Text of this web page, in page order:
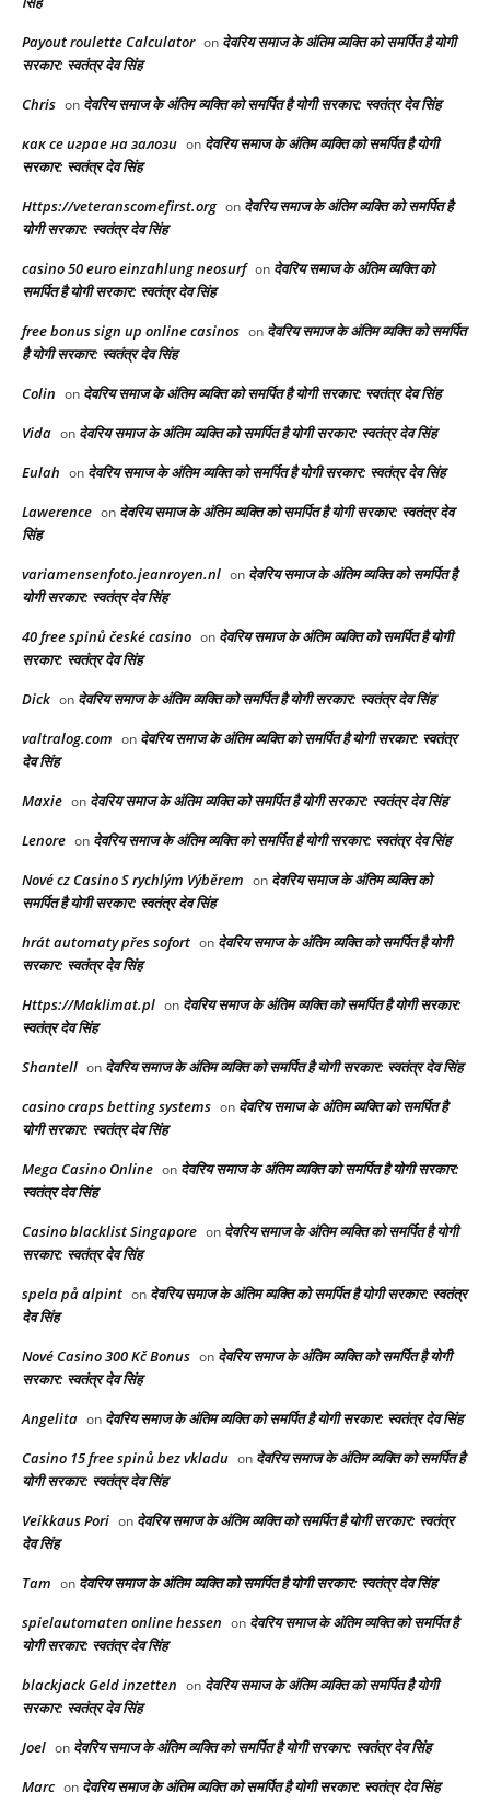
Payout roulette Calculator on देवरिय समाज के अंतिम व्यक्ति को समर्पित है योगी
सरकार: स्वतंत्र देव सिंह
Chris on देवरिय समाज के अंतिम व्यक्ति को समर्पित है योगी सरकार: स्वतंत्र देव सिंह
как се играе на залози on देवरिय समाज के अंतिम व्यक्ति को समर्पित है योगी
सरकार: स्वतंत्र देव सिंह
Https://veteranscomefirst.org on देवरिय समाज के अंतिम व्यक्ति को समर्पित है
योगी सरकार: स्वतंत्र देव सिंह
casino 50 euro einzahlung neosurf on देवरिय समाज के अंतिम व्यक्ति को
समर्पित है योगी सरकार: स्वतंत्र देव सिंह
free bonus sign up online casinos on देवरिय समाज के अंतिम व्यक्ति को समर्पित
है योगी सरकार: स्वतंत्र देव सिंह
Colin on देवरिय समाज के अंतिम व्यक्ति को समर्पित है योगी सरकार: स्वतंत्र देव सिंह
Vida on देवरिय समाज के अंतिम व्यक्ति को समर्पित है योगी सरकार: स्वतंत्र देव सिंह
Eulah on देवरिय समाज के अंतिम व्यक्ति को समर्पित है योगी सरकार: स्वतंत्र देव सिंह
Lawerence on देवरिय समाज के अंतिम व्यक्ति को समर्पित है योगी सरकार: स्वतंत्र देव
सिंह
variamensenfoto.jeanroyen.nl on देवरिय समाज के अंतिम व्यक्ति को समर्पित है
योगी सरकार: स्वतंत्र देव सिंह
40 free spinů české casino on देवरिय समाज के अंतिम व्यक्ति को समर्पित है योगी
सरकार: स्वतंत्र देव सिंह
Dick on देवरिय समाज के अंतिम व्यक्ति को समर्पित है योगी सरकार: स्वतंत्र देव सिंह
valtralog.com on देवरिय समाज के अंतिम व्यक्ति को समर्पित है योगी सरकार: स्वतंत्र
देव सिंह
Maxie on देवरिय समाज के अंतिम व्यक्ति को समर्पित है योगी सरकार: स्वतंत्र देव सिंह
Lenore on देवरिय समाज के अंतिम व्यक्ति को समर्पित है योगी सरकार: स्वतंत्र देव सिंह
Nové cz Casino S rychlým Výběrem on देवरिय समाज के अंतिम व्यक्ति को
समर्पित है योगी सरकार: स्वतंत्र देव सिंह
hrát automaty přes sofort on देवरिय समाज के अंतिम व्यक्ति को समर्पित है योगी
सरकार: स्वतंत्र देव सिंह
Https://Maklimat.pl on देवरिय समाज के अंतिम व्यक्ति को समर्पित है योगी सरकार:
स्वतंत्र देव सिंह
Shantell on देवरिय समाज के अंतिम व्यक्ति को समर्पित है योगी सरकार: स्वतंत्र देव सिंह
casino craps betting systems on देवरिय समाज के अंतिम व्यक्ति को समर्पित है
योगी सरकार: स्वतंत्र देव सिंह
Mega Casino Online on देवरिय समाज के अंतिम व्यक्ति को समर्पित है योगी सरकार:
स्वतंत्र देव सिंह
Casino blacklist Singapore on देवरिय समाज के अंतिम व्यक्ति को समर्पित है योगी
सरकार: स्वतंत्र देव सिंह
spela på alpint on देवरिय समाज के अंतिम व्यक्ति को समर्पित है योगी सरकार: स्वतंत्र
देव सिंह
Nové Casino 300 Kč Bonus on देवरिय समाज के अंतिम व्यक्ति को समर्पित है योगी
सरकार: स्वतंत्र देव सिंह
Angelita on देवरिय समाज के अंतिम व्यक्ति को समर्पित है योगी सरकार: स्वतंत्र देव सिंह
Casino 15 free spinů bez vkladu on देवरिय समाज के अंतिम व्यक्ति को समर्पित है
योगी सरकार: स्वतंत्र देव सिंह
Veikkaus Pori on देवरिय समाज के अंतिम व्यक्ति को समर्पित है योगी सरकार: स्वतंत्र
देव सिंह
Tam on देवरिय समाज के अंतिम व्यक्ति को समर्पित है योगी सरकार: स्वतंत्र देव सिंह
spielautomaten online hessen on देवरिय समाज के अंतिम व्यक्ति को समर्पित है
योगी सरकार: स्वतंत्र देव सिंह
blackjack Geld inzetten on देवरिय समाज के अंतिम व्यक्ति को समर्पित है योगी
सरकार: स्वतंत्र देव सिंह
Joel on देवरिय समाज के अंतिम व्यक्ति को समर्पित है योगी सरकार: स्वतंत्र देव सिंह
Marc on देवरिय समाज के अंतिम व्यक्ति को समर्पित है योगी सरकार: स्वतंत्र देव सिंह